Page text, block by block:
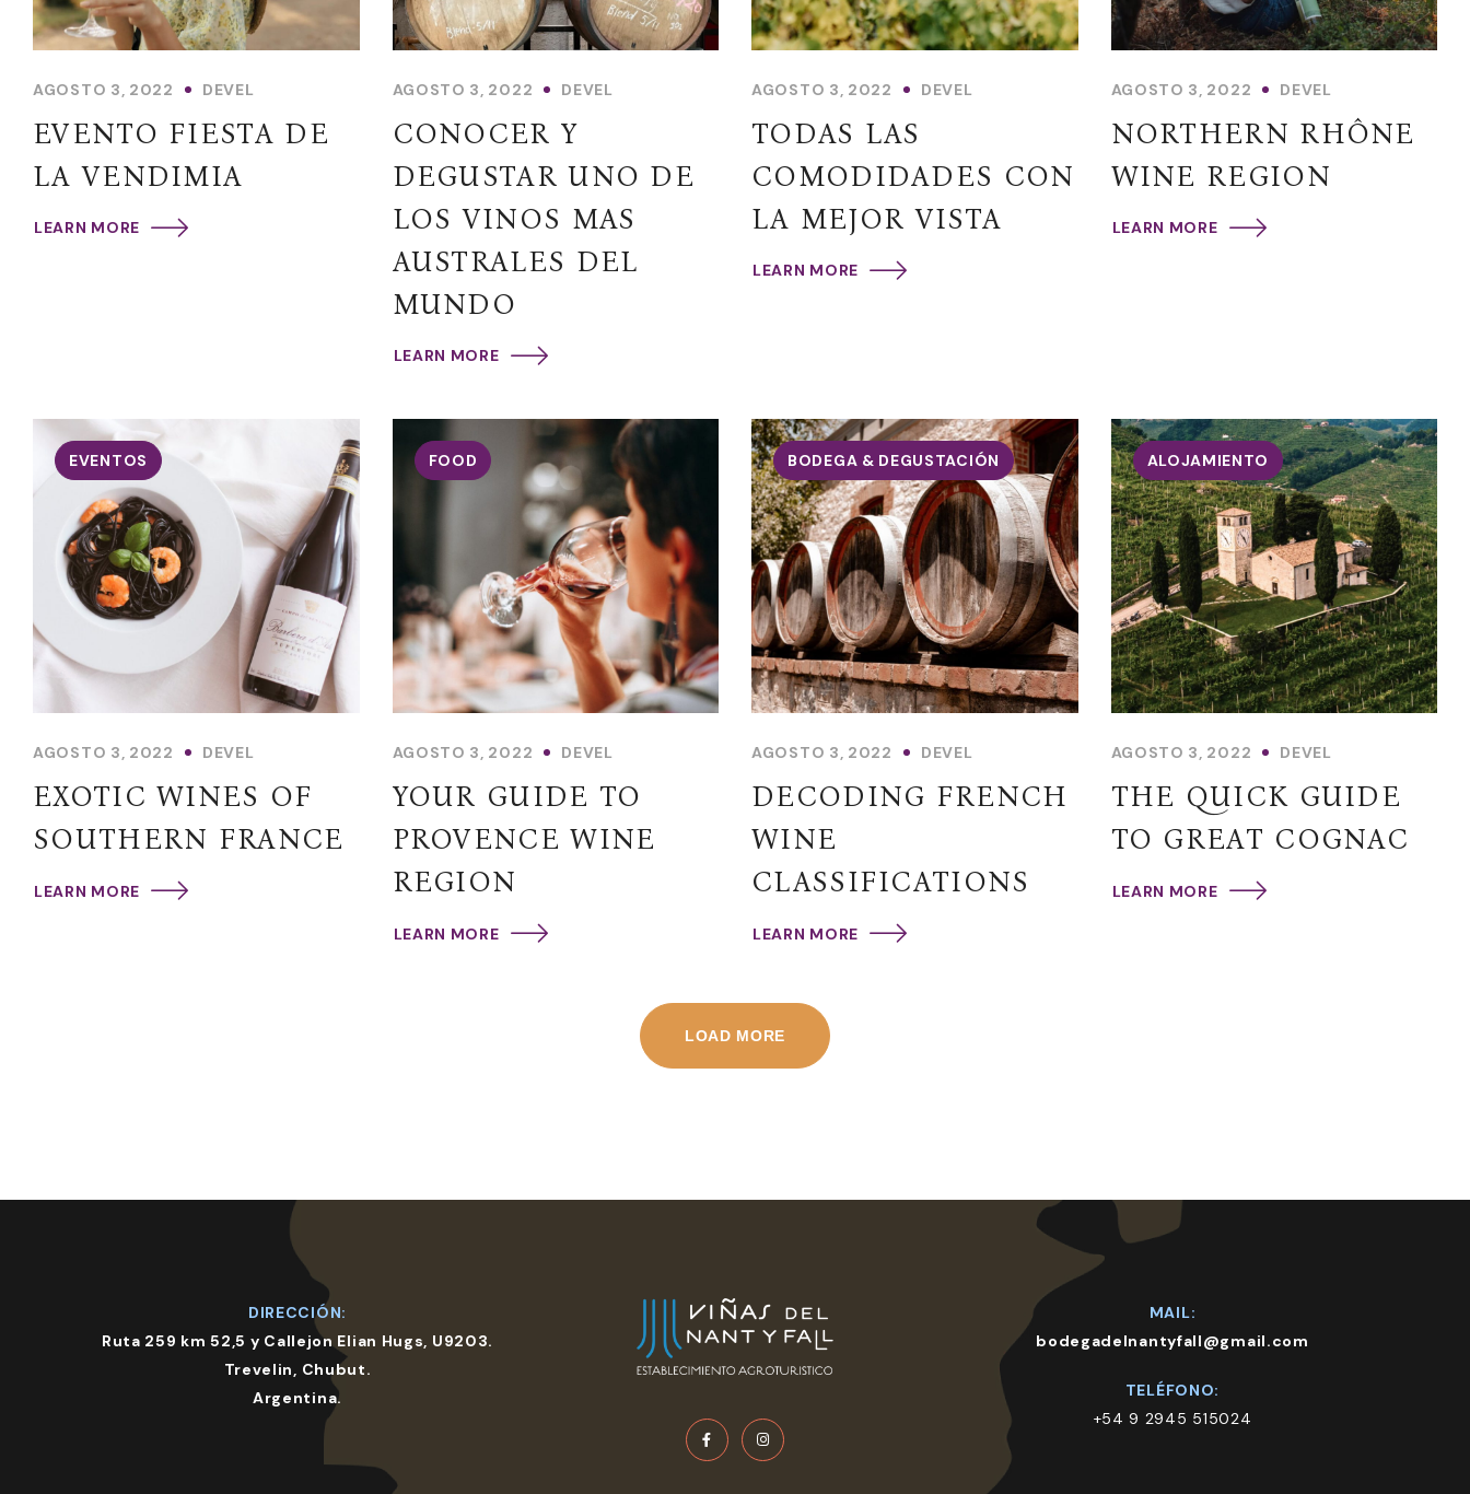
AGOSTO 3, 2022 DEVEL
EVENTO FIESTA DE
LA VENDIMIA
LEARN MORE
AGOSTO 3, 2022 DEVEL
CONOCER Y
DEGUSTAR UNO DE
LOS VINOS MAS
AUSTRALES DEL
MUNDO
LEARN MORE
AGOSTO 3, 2022 DEVEL
TODAS LAS
COMODIDADES CON
LA MEJOR VISTA
LEARN MORE
AGOSTO 3, 2022 DEVEL
NORTHERN RHÔNE
WINE REGION
LEARN MORE
EVENTOS
AGOSTO 3, 2022 DEVEL
EXOTIC WINES OF
SOUTHERN FRANCE
LEARN MORE
FOOD
AGOSTO 3, 2022 DEVEL
YOUR GUIDE TO
PROVENCE WINE
REGION
LEARN MORE
BODEGA & DEGUSTACIÓN
AGOSTO 3, 2022 DEVEL
DECODING FRENCH
WINE
CLASSIFICATIONS
LEARN MORE
ALOJAMIENTO
AGOSTO 3, 2022 DEVEL
THE QUICK GUIDE
TO GREAT COGNAC
LEARN MORE
LOAD MORE
DIRECCIÓN:
Ruta 259 km 52,5 y Callejon Elian Hugs, U9203.
Trevelin, Chubut.
Argentina.
MAIL:
bodegadelnantyfall@gmail.com
TELÉFONO:
+54 9 2945 515024